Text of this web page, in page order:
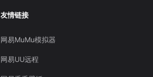
友情链接
网易MuMu模拟器
网易UU远程